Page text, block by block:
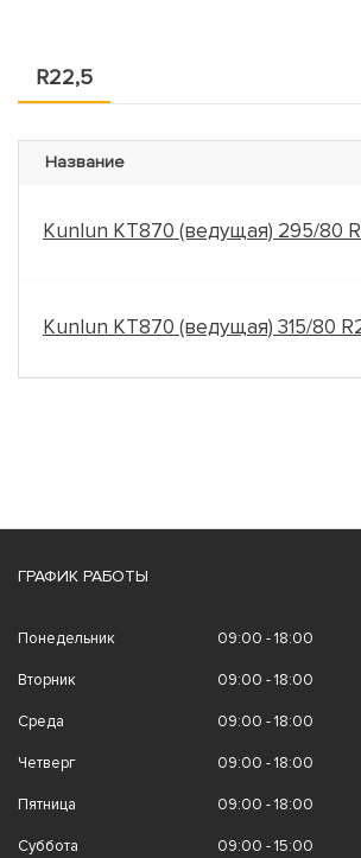
R22,5
Название
Kunlun KT870 (ведущая) 295/80
Kunlun KT870 (ведущая) 315/80
ГРАФИК РАБОТЫ
Понедельник 09:00 - 18:00
Вторник 09:00 - 18:00
Среда 09:00 - 18:00
Четверг 09:00 - 18:00
Пятница 09:00 - 18:00
Суббота 09:00 - 15:00